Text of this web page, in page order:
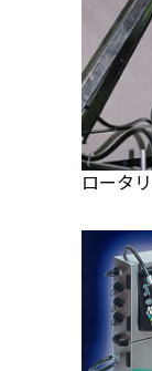
ロータ